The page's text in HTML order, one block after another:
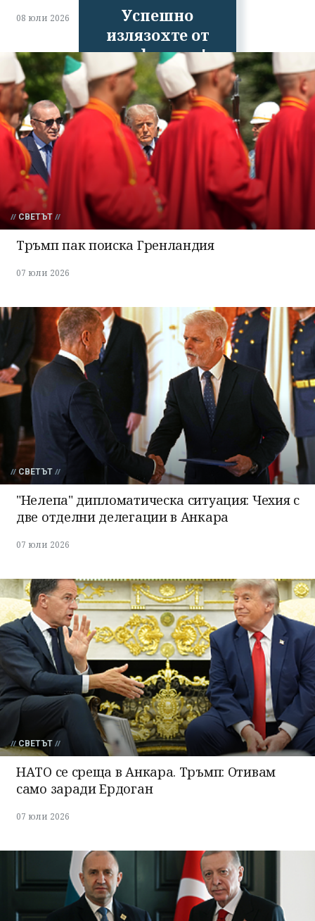
Успешно
излязохте от
профила си!
08 юли 2026
СВЕТЪТ
Тръмп пак поиска Гренландия
07 юли 2026
СВЕТЪТ
"Нелепа" дипломатическа ситуация: Чехия с
две отделни делегации в Анкара
07 юли 2026
СВЕТЪТ
НАТО се среща в Анкара. Тръмп: Отивам
само заради Ердоган
07 юли 2026